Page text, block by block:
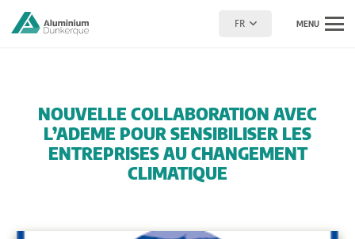
FR MENU
NOUVELLE COLLABORATION AVEC
L’ADEME POUR SENSIBILISER LES
ENTREPRISES AU CHANGEMENT
CLIMATIQUE